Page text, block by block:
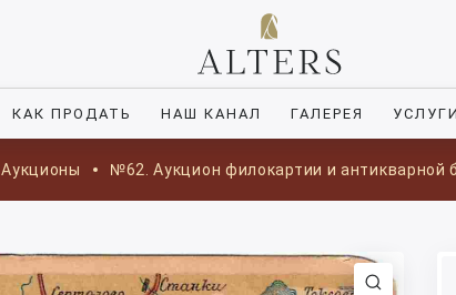
КАК ПРОДАТЬ НАШ КАНАЛ ГАЛЕРЕЯ
Аукционы №62. Аукцион филокартии и антикварной